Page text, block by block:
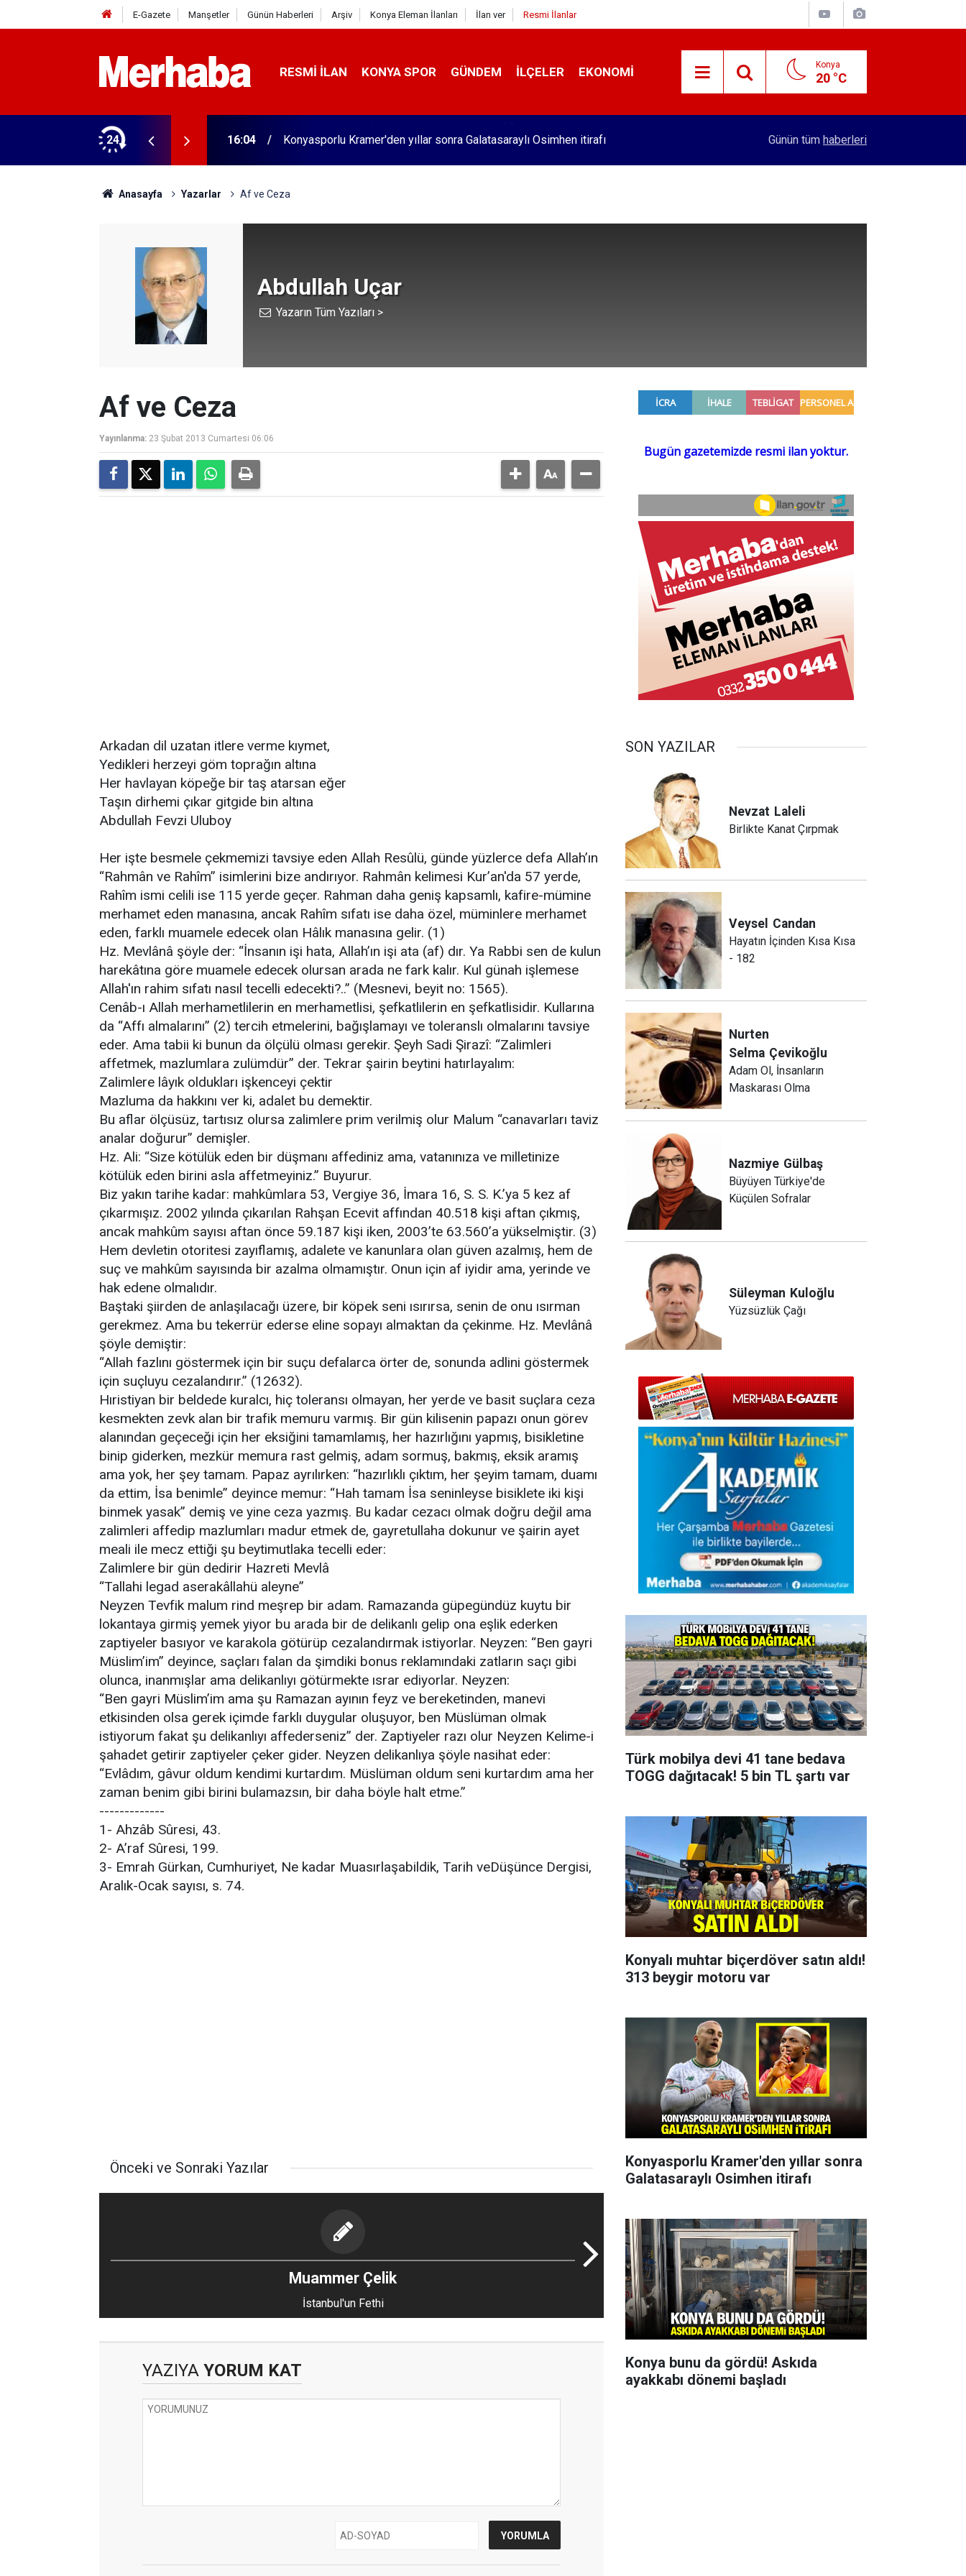
E-Gazete Manşetler Günün Haberleri Arşiv Konya Eleman İlanları İlan ver Resmi İlanlar
RESMI İLAN KONYA SPOR GÜNDEM İLÇELER EKONOMI Konya
20 °C
24
313 beygir motoru var 16:04 Konyasporlu Kramer'den yıllar sonra Galatasaraylı Osimhen itirafı Merkez Bankası rezervleri açıklandı
Günün tüm haberleri
Anasayfa Yazarlar Af ve Ceza
Abdullah Uçar
Yazarın Tüm Yazıları >
Af ve Ceza
Yayınlanma: 23 Şubat 2013 Cumartesi 06:06
Arkadan dil uzatan itlere verme kıymet,
Yedikleri herzeyi göm toprağın altına
Her havlayan köpeğe bir taş atarsan eğer
Taşın dirhemi çıkar gitgide bin altına
Abdullah Fevzi Uluboy
Her işte besmele çekmemizi tavsiye eden Allah Resûlü, günde yüzlerce defa Allah’ın
“Rahmân ve Rahîm” isimlerini bize andırıyor. Rahmân kelimesi Kur’an'da 57 yerde,
Rahîm ismi celili ise 115 yerde geçer. Rahman daha geniş kapsamlı, kafire-mümine
merhamet eden manasına, ancak Rahîm sıfatı ise daha özel, müminlere merhamet
eden, farklı muamele edecek olan Hâlık manasına gelir. (1)
Hz. Mevlânâ şöyle der: “İnsanın işi hata, Allah’ın işi ata (af) dır. Ya Rabbi sen de kulun
harekâtına göre muamele edecek olursan arada ne fark kalır. Kul günah işlemese
Allah'ın rahim sıfatı nasıl tecelli edecekti?..” (Mesnevi, beyit no: 1565).
Cenâb-ı Allah merhametlilerin en merhametlisi, şefkatlilerin en şefkatlisidir. Kullarına
da “Affı almalarını” (2) tercih etmelerini, bağışlamayı ve toleranslı olmalarını tavsiye
eder. Ama tabii ki bunun da ölçülü olması gerekir. Şeyh Sadi Şirazî: “Zalimleri
affetmek, mazlumlara zulümdür” der. Tekrar şairin beytini hatırlayalım:
Zalimlere lâyık oldukları işkenceyi çektir
Mazluma da hakkını ver ki, adalet bu demektir.
Bu aflar ölçüsüz, tartısız olursa zalimlere prim verilmiş olur Malum “canavarları taviz
analar doğurur” demişler.
Hz. Ali: “Size kötülük eden bir düşmanı affediniz ama, vatanınıza ve milletinize
kötülük eden birini asla affetmeyiniz.” Buyurur.
Biz yakın tarihe kadar: mahkûmlara 53, Vergiye 36, İmara 16, S. S. K.’ya 5 kez af
çıkarmışız. 2002 yılında çıkarılan Rahşan Ecevit affından 40.518 kişi aftan çıkmış,
ancak mahkûm sayısı aftan önce 59.187 kişi iken, 2003’te 63.560’a yükselmiştir. (3)
Hem devletin otoritesi zayıflamış, adalete ve kanunlara olan güven azalmış, hem de
suç ve mahkûm sayısında bir azalma olmamıştır. Onun için af iyidir ama, yerinde ve
hak edene olmalıdır.
Baştaki şiirden de anlaşılacağı üzere, bir köpek seni ısırırsa, senin de onu ısırman
gerekmez. Ama bu tekerrür ederse eline sopayı almaktan da çekinme. Hz. Mevlânâ
şöyle demiştir:
“Allah fazlını göstermek için bir suçu defalarca örter de, sonunda adlini göstermek
için suçluyu cezalandırır.” (12632).
Hıristiyan bir beldede kuralcı, hiç toleransı olmayan, her yerde ve basit suçlara ceza
kesmekten zevk alan bir trafik memuru varmış. Bir gün kilisenin papazı onun görev
alanından geçeceği için her eksiğini tamamlamış, her hazırlığını yapmış, bisikletine
binip giderken, mezkür memura rast gelmiş, adam sormuş, bakmış, eksik aramış
ama yok, her şey tamam. Papaz ayrılırken: “hazırlıklı çıktım, her şeyim tamam, duamı
da ettim, İsa benimle” deyince memur: “Hah tamam İsa seninleyse bisiklete iki kişi
binmek yasak” demiş ve yine ceza yazmış. Bu kadar cezacı olmak doğru değil ama
zalimleri affedip mazlumları madur etmek de, gayretullaha dokunur ve şairin ayet
meali ile mecz ettiği şu beytimutlaka tecelli eder:
Zalimlere bir gün dedirir Hazreti Mevlâ
“Tallahi legad aserakâllahü aleyne”
Neyzen Tevfik malum rind meşrep bir adam. Ramazanda güpegündüz kuytu bir
lokantaya girmiş yemek yiyor bu arada bir de delikanlı gelip ona eşlik ederken
zaptiyeler basıyor ve karakola götürüp cezalandırmak istiyorlar. Neyzen: “Ben gayri
Müslim’im” deyince, saçları falan da şimdiki bonus reklamındaki zatların saçı gibi
olunca, inanmışlar ama delikanlıyı götürmekte ısrar ediyorlar. Neyzen:
“Ben gayri Müslim’im ama şu Ramazan ayının feyz ve bereketinden, manevi
etkisinden olsa gerek içimde farklı duygular oluşuyor, ben Müslüman olmak
istiyorum fakat şu delikanlıyı affederseniz” der. Zaptiyeler razı olur Neyzen Kelime-i
şahadet getirir zaptiyeler çeker gider. Neyzen delikanlıya şöyle nasihat eder:
“Evlâdım, gâvur oldum kendimi kurtardım. Müslüman oldum seni kurtardım ama her
zaman benim gibi birini bulamazsın, bir daha böyle halt etme.”
-------------
1- Ahzâb Sûresi, 43.
2- A’raf Sûresi, 199.
3- Emrah Gürkan, Cumhuriyet, Ne kadar Muasırlaşabildik, Tarih veDüşünce Dergisi,
Aralık-Ocak sayısı, s. 74.
Önceki ve Sonraki Yazılar
Muammer Çelik
İstanbul'un Fethi
YAZIYA YORUM KAT
SON YAZILAR
Nevzat Laleli
Birlikte Kanat Çırpmak
Veysel Candan
Hayatın İçinden Kısa Kısa
- 182
Nurten
Selma Çevikoğlu
Adam Ol, İnsanların
Maskarası Olma
Nazmiye Gülbaş
Büyüyen Türkiye'de
Küçülen Sofralar
Süleyman Kuloğlu
Yüzsüzlük Çağı
Türk mobilya devi 41 tane bedava
TOGG dağıtacak! 5 bin TL şartı var
Konyalı muhtar biçerdöver satın aldı!
313 beygir motoru var
Konyasporlu Kramer'den yıllar sonra
Galatasaraylı Osimhen itirafı
Konya bunu da gördü! Askıda
ayakkabı dönemi başladı